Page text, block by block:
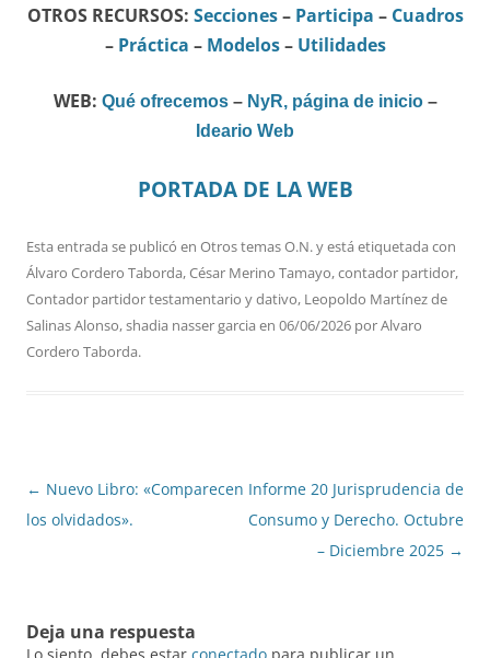
OTROS RECURSOS: Secciones– Participa – Cuadros
– Práctica – Modelos– Utilidades
WEB: Qué ofrecemos– NyR, página de inicio–
Ideario Web
PORTADA DE LA WEB
Esta entrada se publicó en Otros temas O.N.y está etiquetada con
Álvaro Cordero Taborda,César Merino Tamayo,contador partidor,
Contador partidor testamentario y dativo, Leopoldo Martínez de
Salinas Alonso,shadia nasser garcia en 06/06/2026 porAlvaro
Cordero Taborda.
Navegación
de
← Nuevo Libro: «Comparecen
los olvidados».
Informe 20 Jurisprudencia de
Consumo y Derecho. Octubre
– Diciembre 2025 →
Deja una respuesta